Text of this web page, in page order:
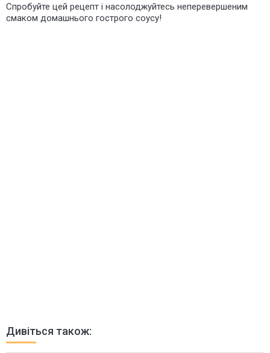
Спробуйте цей рецепт і насолоджуйтесь неперевершеним
смаком домашнього гострого соусу!
Дивіться також: